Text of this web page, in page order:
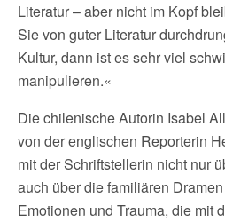
Literatur – aber nicht im Kopf
Sie von guter Literatur
Kultur, dann ist es sehr viel
manipulieren.«
Die chilenische Autorin Isabel
von der englischen Reporterin
mit der Schriftstellerin nicht nur
auch über die familiären
Emotionen und Trauma, die mit